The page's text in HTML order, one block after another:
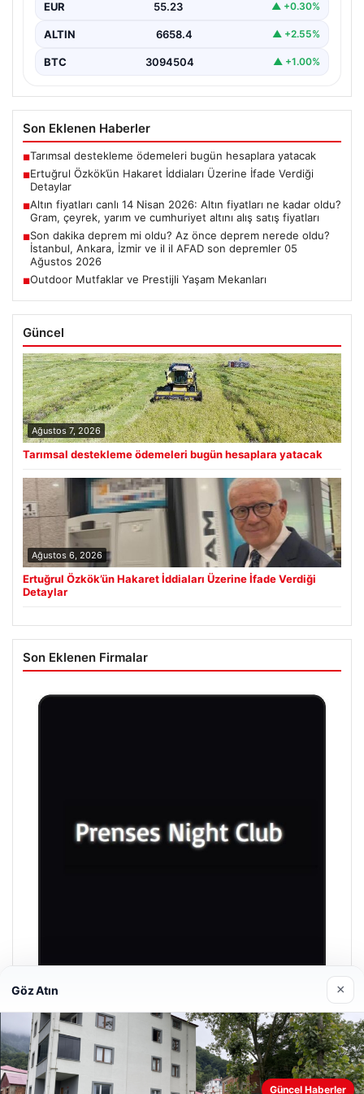
EUR 55.23 ▲ +0.30%
ALTIN 6658.4 ▲ +2.55%
BTC 3094504 ▲ +1.00%
Son Eklenen Haberler
■Tarımsal destekleme ödemeleri bugün hesaplara yatacak
■Ertuğrul Özkök’ün Hakaret İddiaları Üzerine İfade Verdiği
Detaylar
■Altın fiyatları canlı 14 Nisan 2026: Altın fiyatları ne kadar oldu?
Gram, çeyrek, yarım ve cumhuriyet altını alış satış fiyatları
■Son dakika deprem mi oldu? Az önce deprem nerede oldu?
İstanbul, Ankara, İzmir ve il il AFAD son depremler 05
Ağustos 2026
■Outdoor Mutfaklar ve Prestijli Yaşam Mekanları
Güncel
Ağustos 7, 2026
Tarımsal destekleme ödemeleri bugün hesaplara yatacak
Ağustos 6, 2026
Ertuğrul Özkök’ün Hakaret İddiaları Üzerine İfade Verdiği
Detaylar
Son Eklenen Firmalar
Prenses Night Club
Nisan 29, 2026
Göz Atın ×
Güncel Haberler